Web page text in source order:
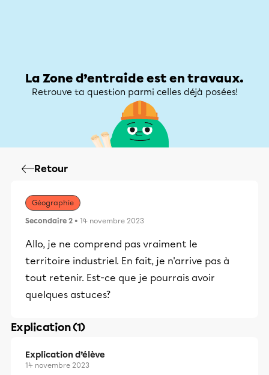
La Zone d’entraide est en travaux.
Retrouve ta question parmi celles déjà posées!
Retour
Géographie
Secondaire 2 • 14 novembre 2023
Allo, je ne comprend pas vraiment le
territoire industriel. En fait, je n'arrive pas à
tout retenir. Est-ce que je pourrais avoir
quelques astuces?
Explication (1)
Explication d’élève
14 novembre 2023